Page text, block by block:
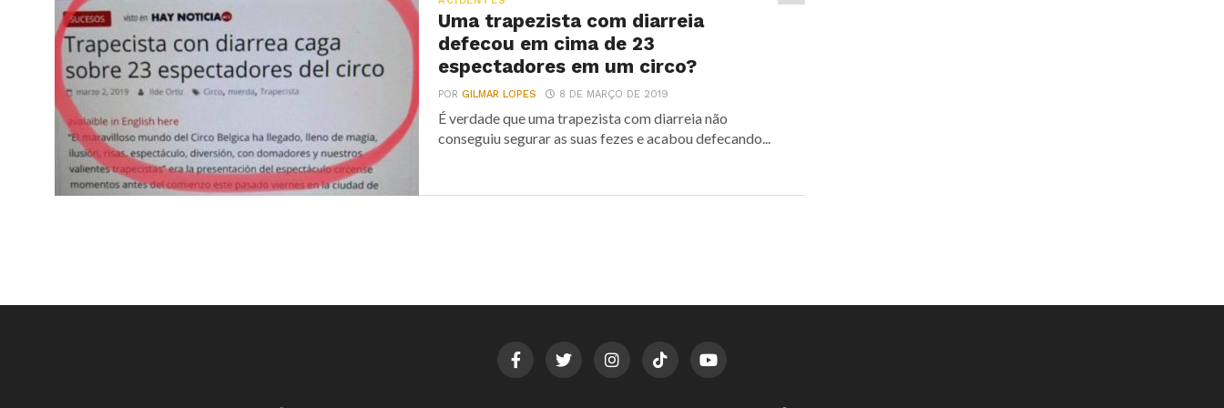
Uma trapezista com diarreia
defecou em cima de 23
espectadores em um circo?
PORGILMAR LOPES 8 DE MARÇO DE 2019
É verdade que uma trapezista com diarreia não
conseguiu segurar as suas fezes e acabou defecando...